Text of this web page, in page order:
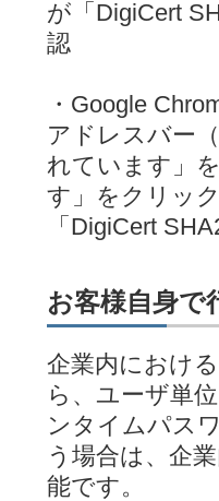
が「DigiCert
認
・Google
アドレスバー
れています」
す」をクリッ
「DigiCert
お客様自身で
企業内におけ
ら、ユーザ単
ンタイムパス
う場合は、企
能です。